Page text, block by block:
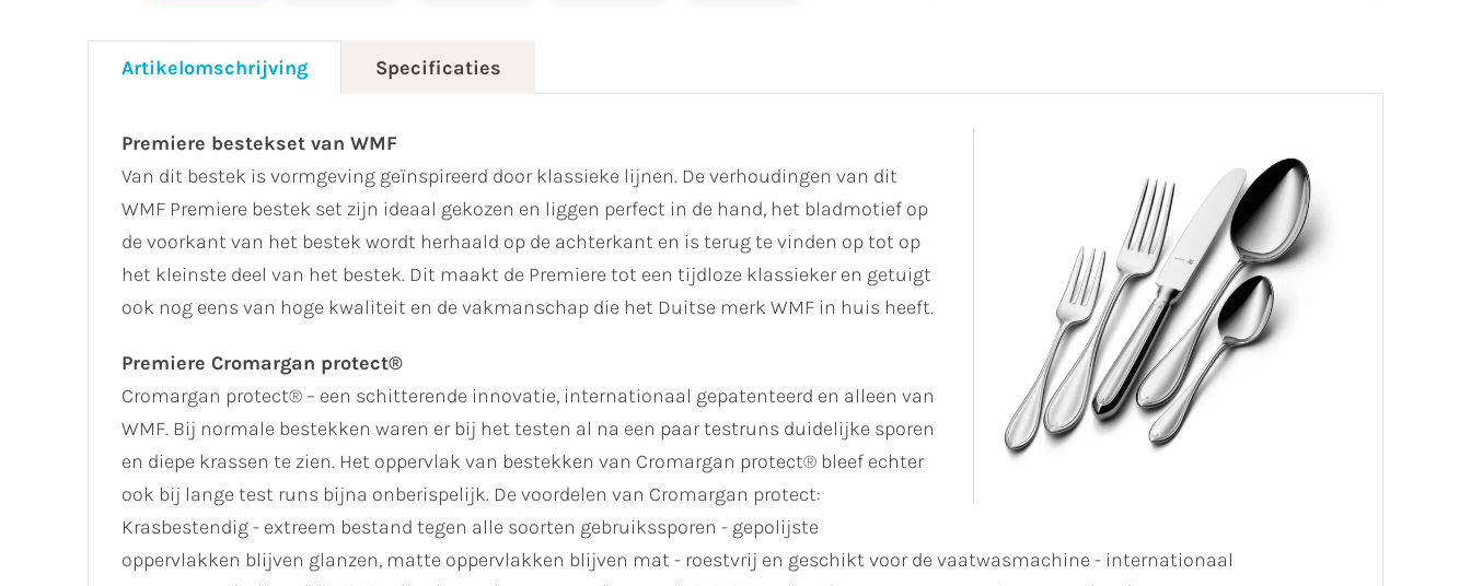
Artikelomschrijving Specificaties
Premiere bestekset van WMF
Van dit bestek is vormgeving geïnspireerd door klassieke lijnen. De verhoudingen van dit
WMF Premiere bestek set zijn ideaal gekozen en liggen perfect in de hand, het bladmotief op
de voorkant van het bestek wordt herhaald op de achterkant en is terug te vinden op tot op
het kleinste deel van het bestek. Dit maakt de Premiere tot een tijdloze klassieker en getuigt
ook nog eens van hoge kwaliteit en de vakmanschap die het Duitse merk WMF in huis heeft.
Premiere Cromargan protect®
Cromargan protect® – een schitterende innovatie, internationaal gepatenteerd en alleen van
WMF. Bij normale bestekken waren er bij het testen al na een paar testruns duidelijke sporen
en diepe krassen te zien. Het oppervlak van bestekken van Cromargan protect® bleef echter
ook bij lange test runs bijna onberispelijk. De voordelen van Cromargan protect:
Krasbestendig - extreem bestand tegen alle soorten gebruikssporen - gepolijste
oppervlakken blijven glanzen, matte oppervlakken blijven mat - roestvrij en geschikt voor de vaatwasmachine - internationaal